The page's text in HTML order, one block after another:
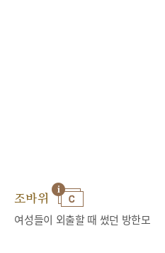
조바위
여성들이 외출할 때 썼던 방한모